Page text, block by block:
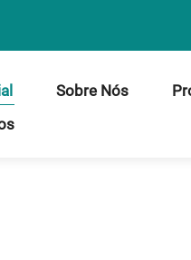
Sobre Nós